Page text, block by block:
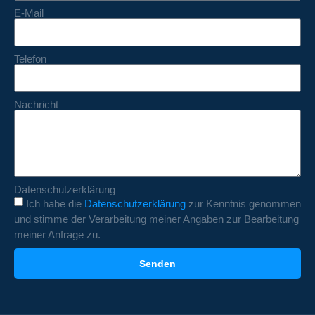
E-Mail
Telefon
Nachricht
Datenschutzerklärung
Ich habe die Datenschutzerklärung zur Kenntnis genommen
und stimme der Verarbeitung meiner Angaben zur Bearbeitung
meiner Anfrage zu.
Senden